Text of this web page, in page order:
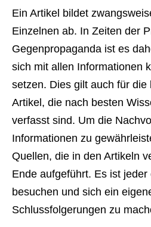
Ein Artikel bildet
Einzelnen ab. In Zeiten der
Gegenpropaganda ist es
sich mit allen Informationen
setzen. Dies gilt auch für die
Artikel, die nach besten
verfasst sind. Um die
Informationen zu
Quellen, die in den Artikeln
Ende aufgeführt. Es ist
besuchen und sich ein
Schlussfolgerungen zu